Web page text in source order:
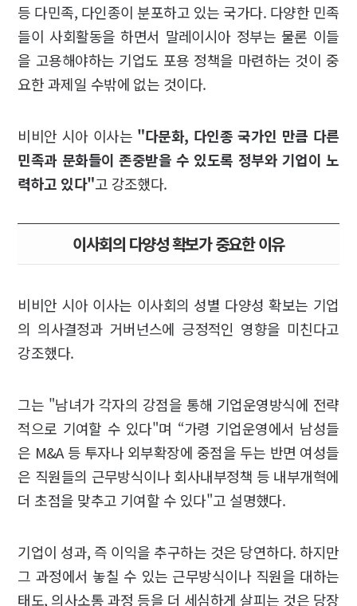
등 다민족, 다인종이 분포하고 있는 국가다. 다양한 민족
들이 사회활동을 하면서 말레이시아 정부는 물론 이들
을 고용해야하는 기업도 포용 정책을 마련하는 것이 중
요한 과제일 수밖에 없는 것이다.
비비안 시아 이사는 "다문화, 다인종 국가인 만큼 다른
민족과 문화들이 존중받을 수 있도록 정부와 기업이 노
력하고 있다"고 강조했다.
이사회의 다양성 확보가 중요한 이유
비비안 시아 이사는 이사회의 성별 다양성 확보는 기업
의 의사결정과 거버넌스에 긍정적인 영향을 미친다고
강조했다.
그는 "남녀가 각자의 강점을 통해 기업운영방식에 전략
적으로 기여할 수 있다"며 “가령 기업운영에서 남성들
은 M&A 등 투자나 외부확장에 중점을 두는 반면 여성들
은 직원들의 근무방식이나 회사내부정책 등 내부개혁에
더 초점을 맞추고 기여할 수 있다"고 설명했다.
기업이 성과, 즉 이익을 추구하는 것은 당연하다. 하지만
그 과정에서 놓칠 수 있는 근무방식이나 직원을 대하는
태도, 의사소통 과정 등을 더 세심하게 살피는 것은 당장